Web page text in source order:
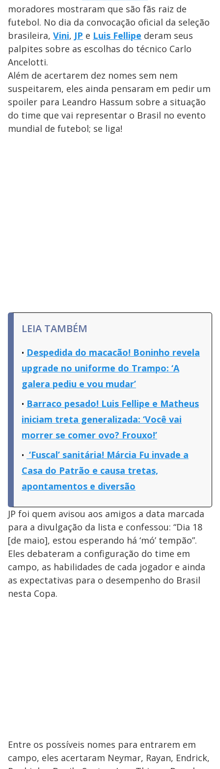
moradores mostraram que são fãs raiz de
futebol. No dia da convocação oficial da seleção
brasileira, Vini, JP e Luis Fellipe deram seus
palpites sobre as escolhas do técnico Carlo
Ancelotti.
Além de acertarem dez nomes sem nem
suspeitarem, eles ainda pensaram em pedir um
spoiler para Leandro Hassum sobre a situação
do time que vai representar o Brasil no evento
mundial de futebol; se liga!
LEIA TAMBÉM
Despedida do macacão! Boninho revela
upgrade no uniforme do Trampo: ‘A
galera pediu e vou mudar’
Barraco pesado! Luis Fellipe e Matheus
iniciam treta generalizada: ‘Você vai
morrer se comer ovo? Frouxo!’
‘Fuscal’ sanitária! Márcia Fu invade a
Casa do Patrão e causa tretas,
apontamentos e diversão
JP foi quem avisou aos amigos a data marcada
para a divulgação da lista e confessou: “Dia 18
[de maio], estou esperando há ‘mó’ tempão”.
Eles debateram a configuração do time em
campo, as habilidades de cada jogador e ainda
as expectativas para o desempenho do Brasil
nesta Copa.
Entre os possíveis nomes para entrarem em
campo, eles acertaram Neymar, Rayan, Endrick,